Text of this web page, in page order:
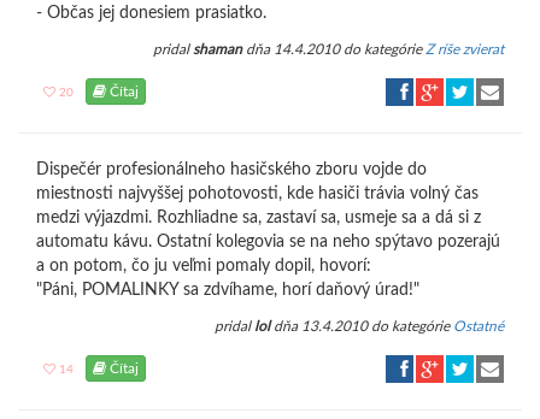
- Občas jej donesiem prasiatko.
pridal shamandňa 14.4.2010 do kategórie Z ríše zvierat
20 Čítaj
Dispečér profesionálneho hasičského zboru vojde do
miestnosti najvyššej pohotovosti, kde hasiči trávia volný čas
medzi výjazdmi. Rozhliadne sa, zastaví sa, usmeje sa a dá si z
automatu kávu. Ostatní kolegovia se na neho spýtavo pozerajú
a on potom, čo ju veľmi pomaly dopil, hovorí:
"Páni, POMALINKY sa zdvíhame, horí daňový úrad!"
pridal loldňa 13.4.2010 do kategórie Ostatné
14 Čítaj